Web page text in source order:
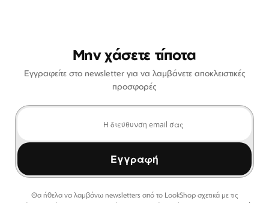
Μην χάσετε τίποτα
Εγγραφείτε στο newsletter για να λαμβάνετε αποκλειστικές
προσφορές
Εγγραφή
Θα ήθελα να λαμβάνω newsletters από το LookShop σχετικά με τις